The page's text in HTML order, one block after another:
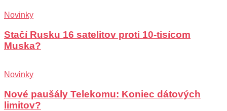
Novinky
Stačí Rusku 16 satelitov proti 10-tisícom
Muska?
Novinky
Nové paušály Telekomu: Koniec dátových
limitov?